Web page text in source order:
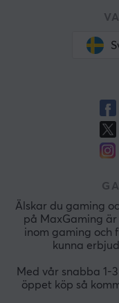
Älskar du gaming
på MaxGaming
inom gaming och
kunna
Med vår snabba 1-
öppet köp så